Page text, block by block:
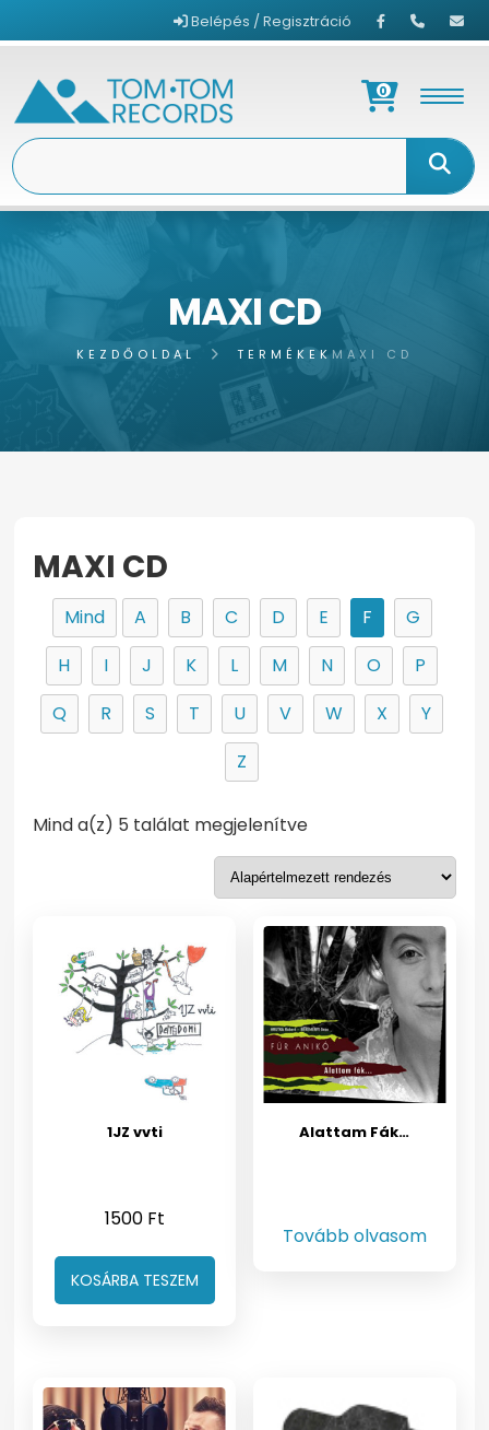
Belépés / Regisztráció
0
MAXI CD
KEZDŐOLDAL TERMÉKEKMAXI CD
MAXI CD
Mind A B C D E F
G
H
I J K L M N O
P
Q
R S T U V W X
Y
Z
Mind a(z) 5 találat megjelenítve
1JZ vvti
1500 Ft
KOSÁRBA TESZEM
Alattam Fák…
Tovább olvasom